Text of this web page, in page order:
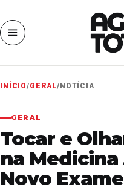
INÍCIO/GERAL/ NOTÍCIA
GERAL
Tocar e
na
Novo